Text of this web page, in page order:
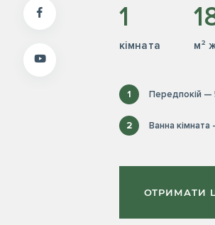
1
кiмната м²
1 Передпокій —
2 Ванна
ОТРИМАТИ